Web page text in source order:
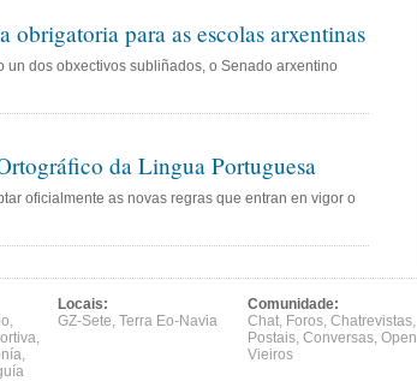
obrigatoria para as escolas arxentinas
un dos obxectivos subliñados, o Senado arxentino
da Lingua Portuguesa
oficialmente as novas regras que entran en vigor o
,
,
,
Locais:
GZ-Sete, Terra Eo-Navia
Comunidade:
Chat, Foros, Chatrevistas,
Postais, Conversas, Open
Vieiros